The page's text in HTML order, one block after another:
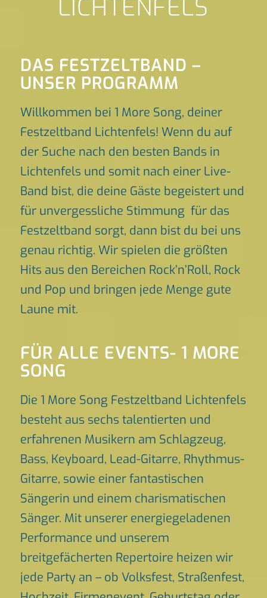
LICHTENFELS
DAS FESTZELTBAND –
UNSER PROGRAMM
Willkommen bei 1 More Song, deiner
Festzeltband Lichtenfels! Wenn du auf
der Suche nach den besten Bands in
Lichtenfels und somit nach einer Live-
Band bist, die deine Gäste begeistert und
für unvergessliche Stimmung für das
Festzeltband sorgt, dann bist du bei uns
genau richtig. Wir spielen die größten
Hits aus den Bereichen Rock’n’Roll, Rock
und Pop und bringen jede Menge gute
Laune mit.
FÜR ALLE EVENTS- 1 MORE
SONG
Die 1 More Song Festzeltband Lichtenfels
besteht aus sechs talentierten und
erfahrenen Musikern am Schlagzeug,
Bass, Keyboard, Lead-Gitarre, Rhythmus-
Gitarre, sowie einer fantastischen
Sängerin und einem charismatischen
Sänger. Mit unserer energiegeladenen
Performance und unserem
breitgefächerten Repertoire heizen wir
jede Party an – ob Volksfest, Straßenfest,